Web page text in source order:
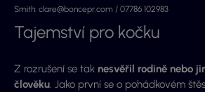
Smith: clare@boncepr.com / 07786 102983
Tajemství pro kočku
Z rozrušení se tak nesvěřil rodině nebo
člověku. Jako první se o pohádkovém